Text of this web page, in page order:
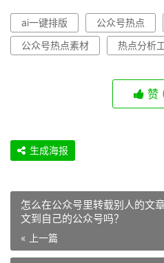
ai一键排版 公众号热点
公众号热点素材
热点分析
赞
生成海报
怎么在公众号里转载别人的文
文到自己的公众号吗？
« 上一篇